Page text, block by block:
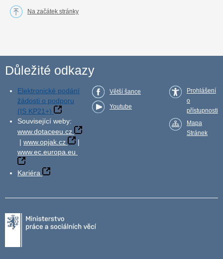
Na začátek stránky
Důležité odkazy
Elektronické podání
žádosti o podporu
(IS KP21+)
Související weby:
www.dotaceeu.cz
| www.opjak.cz
|
www.ec.europa.eu
Kariéra
Větší šance
Youtube
Prohlášení
o
přístupnosti
Mapa
Stránek